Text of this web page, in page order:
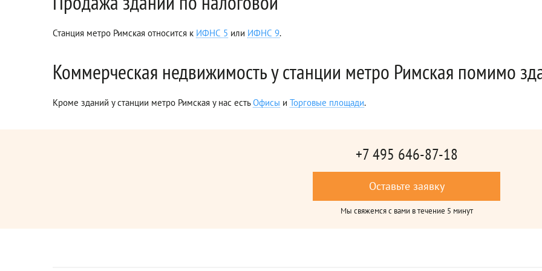
Станция метро Римская относится к ИФНС 5 или ИФНС 9.
Коммерческая недвижимость у станции метро Римская помимо
Кроме зданий у станции метро Римская у нас естьОфисы и Торговые площади.
+7 495 646-87-18
Оставьте заявку
Мы свяжемся с вами в течение 5 минут